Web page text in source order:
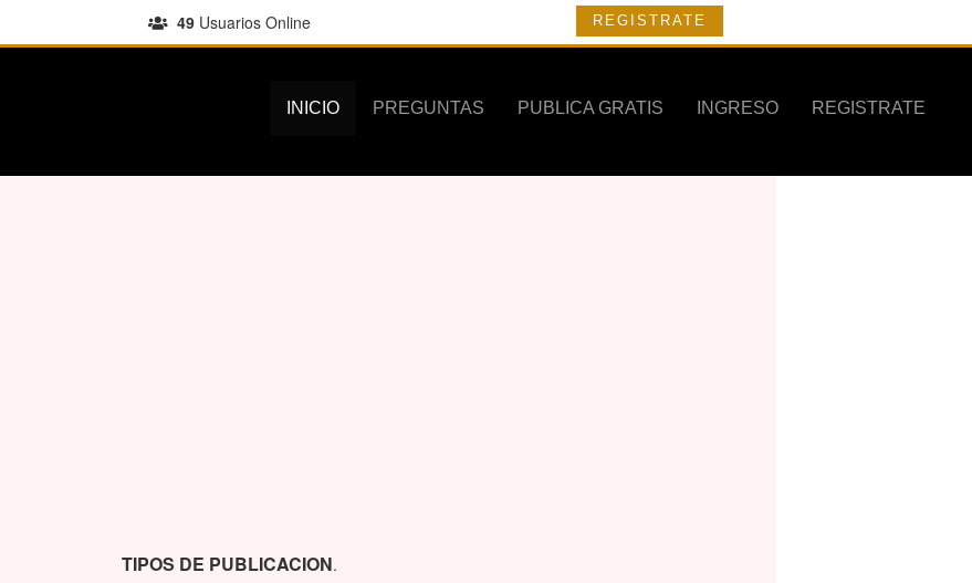
49Usuarios Online REGISTRATE
INICIO PREGUNTAS PUBLICA GRATIS INGRESO REGISTRATE
TIPOS DE PUBLICACION.